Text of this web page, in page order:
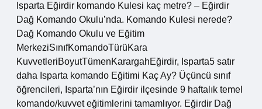
Isparta Eğirdir komando Kulesi kaç metre? – Eğirdir
Dağ Komando Okulu’nda. Komando Kulesi nerede?
Dağ Komando Okulu ve Eğitim
MerkeziSınıfKomandoTürüKara
KuvvetleriBoyutTümenKarargahEğirdir, Isparta5 satır
daha Isparta komando Eğitimi Kaç Ay? Üçüncü sınıf
öğrencileri, Isparta’nın Eğirdir ilçesinde 9 haftalık temel
komando/kuvvet eğitimlerini tamamlıyor. Eğirdir Dağ